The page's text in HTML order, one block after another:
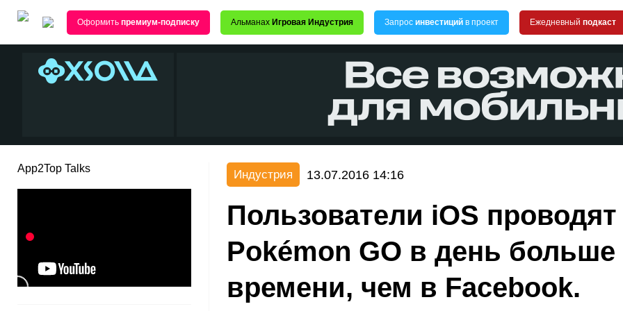
Оформить премиум-подписку Альманах Игровая Индустрия Запрос инвестиций в проект Ежедневный подкаст
App2Top Talks Индустрия 13.07.2016 14:16
Пользователи iOS
Pokémon GO в день больше
времени, чем в Facebook.